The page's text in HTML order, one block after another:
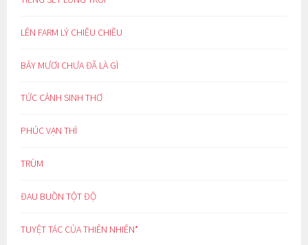
LÊN FARM LÝ CHIỀU CHIỀU
BẢY MƯƠI CHƯA ĐÃ LÀ GÌ
TỨC CẢNH SINH THƠ
PHÚC VẠN THÌ
TRÙM
ĐAU BUỒN TỘT ĐỘ
TUYỆT TÁC CỦA THIÊN NHIÊN*